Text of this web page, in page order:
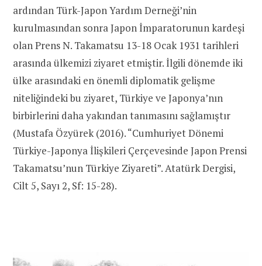
ardından Türk-Japon Yardım Derneği’nin
kurulmasından sonra Japon İmparatorunun kardeşi
olan Prens N. Takamatsu 13-18 Ocak 1931 tarihleri
arasında ülkemizi ziyaret etmiştir. İlgili dönemde iki
ülke arasındaki en önemli diplomatik gelişme
niteliğindeki bu ziyaret, Türkiye ve Japonya’nın
birbirlerini daha yakından tanımasını sağlamıştır
(Mustafa Özyürek (2016). “Cumhuriyet Dönemi
Türkiye-Japonya İlişkileri Çerçevesinde Japon Prensi
Takamatsu’nun Türkiye Ziyareti”. Atatürk Dergisi,
Cilt 5, Sayı 2, Sf: 15-28).